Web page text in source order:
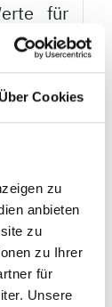
Über Cookies
zu
anbieten
zu
zu Ihrer
für
Unsere
für